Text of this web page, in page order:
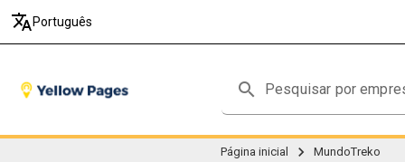
translate Português
search
Página inicial chevron_right MundoTreko